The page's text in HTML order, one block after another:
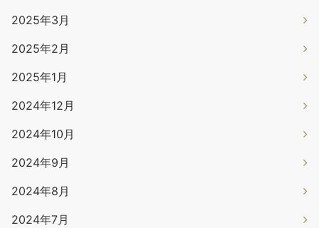
2025年3月
2025年2月
2025年1月
2024年12月
2024年10月
2024年9月
2024年8月
2024年7月